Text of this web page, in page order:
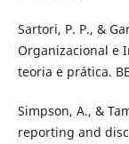
Sartori, P. P., &
Organizacional e
teoria e prática.
Simpson, A., &
reporting and